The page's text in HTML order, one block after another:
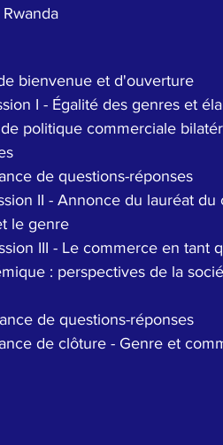
bienvenue et d'ouverture
politique commerciale
de questions-réponses
le genre
: perspectives de la
de questions-réponses
de clôture - Genre et